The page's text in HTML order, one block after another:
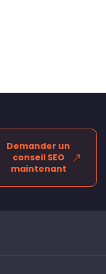
Demander un
conseil SEO
maintenant